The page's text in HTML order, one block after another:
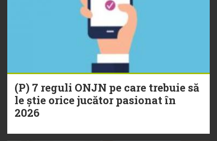
(P) 7 reguli ONJN pe care trebuie să
le știe orice jucător pasionat în
2026